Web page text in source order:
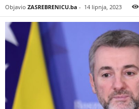
Objavio ZASREBRENICU.ba - 14 lipnja, 2023